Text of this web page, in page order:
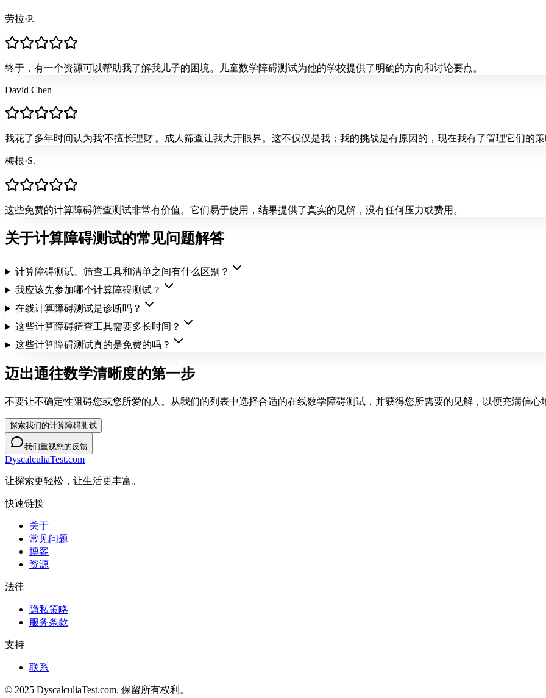
劳拉·P.
终于，有一个资源可以帮助我了解我儿子的困境。儿童数学障碍测试为他的学校提供了明确的方向和讨论要点。
David Chen
我花了多年时间认为我'不擅长理财'。成人筛查让我大开眼界。这不仅仅是我；我的挑战是有原因的，现在我有了管理它们的
梅根·S.
这些免费的计算障碍筛查测试非常有价值。它们易于使用，结果提供了真实的见解，没有任何压力或费用。
关于计算障碍测试的常见问题解答
计算障碍测试、筛查工具和清单之间有什么区别？
我应该先参加哪个计算障碍测试？
在线计算障碍测试是诊断吗？
这些计算障碍筛查工具需要多长时间？
这些计算障碍测试真的是免费的吗？
迈出通往数学清晰度的第一步
不要让不确定性阻碍您或您所爱的人。从我们的列表中选择合适的在线数学障碍测试，并获得您所需要的见解，以便充满信心
探索我们的计算障碍测试
我们重视您的反馈
DyscalculiaTest.com
让探索更轻松，让生活更丰富。
快速链接
关于
常见问题
博客
资源
法律
隐私策略
服务条款
支持
联系
© 2025 DyscalculiaTest.com. 保留所有权利。